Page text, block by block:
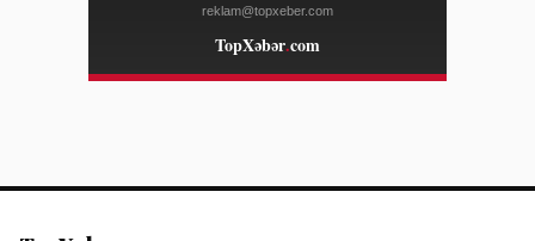
Livan enerji sahəsində Türkiyədən dəstək gözləyir